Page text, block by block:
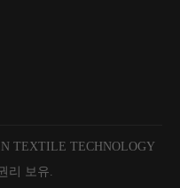
TEXTILE TECHNOLOGY
리 보유.